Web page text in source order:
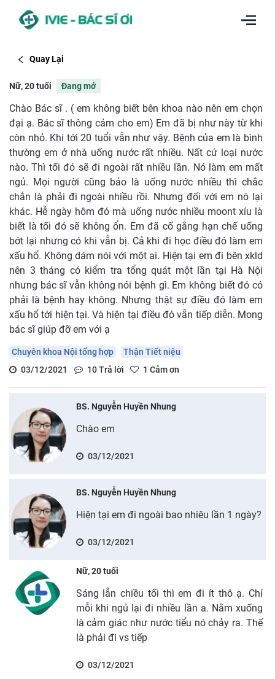
Quay Lại
Nữ, 20 tuổi Đang mở
Chào Bác sĩ . ( em không biết bên khoa nào nên em chọn
đại ạ. Bác sĩ thông cảm cho em) Em đã bị như này từ khi
còn nhỏ. Khi tới 20 tuổi vẫn như vậy. Bệnh của em là bình
thường em ở nhà uống nước rất nhiều. Nất cứ loại nước
nào. Thì tối đó sẽ đi ngoài rất nhiều lần. Nó làm em mất
ngủ. Mọi người cũng bảo là uống nước nhiều thì chắc
chắn là phải đi ngoài nhiều rồi. Nhưng đối với em nó lại
khác. Hễ ngày hôm đó mà uống nước nhiều moont xíu là
biết là tối đó sẽ không ổn. Em đã cố gắng hạn chế uống
bớt lại nhưng có khi vẫn bị. Cả khi đi học điều đó làm em
xấu hổ. Không dám nói với một ai. Hiện tại em đi bên xkld
nên 3 tháng có kiểm tra tổng quát một lần tại Hà Nội
nhưng bác sĩ vẫn không nói bệnh gì. Em không biết đó có
phải là bệnh hay không. Nhưng thật sự điều đó làm em
xấu hổ tới hiện tại. Và hiện tại điều đó vẫn tiếp diễn. Mong
bác sĩ giúp đỡ em với ạ
Chuyên khoa Nội tổng hợp
Thận Tiết niệu
03/12/2021
10Trả lời 1 Cảm ơn
BS. Nguyễn Huyền Nhung
Chào em
03/12/2021
BS. Nguyễn Huyền Nhung
Hiện tại em đi ngoài bao nhiêu lần 1 ngày?
03/12/2021
Nữ, 20 tuổi
Sáng lẫn chiều tối thì em đi ít thô ạ. Chỉ
mỗi khi ngủ lại đi nhiều lần a. Nằm xuống
là cảm giác như nước tiểu nó chảy ra. Thế
là phải đi vs tiếp
03/12/2021